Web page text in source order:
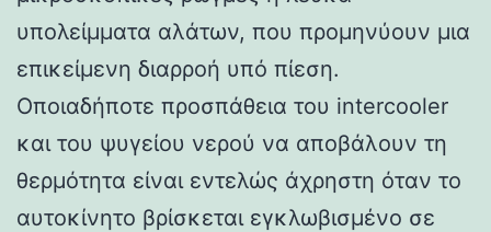
υπολείμματα αλάτων, που προμηνύουν μια
επικείμενη διαρροή υπό πίεση.
Οποιαδήποτε προσπάθεια του intercooler
και του ψυγείου νερού να αποβάλουν τη
θερμότητα είναι εντελώς άχρηστη όταν το
αυτοκίνητο βρίσκεται εγκλωβισμένο σε